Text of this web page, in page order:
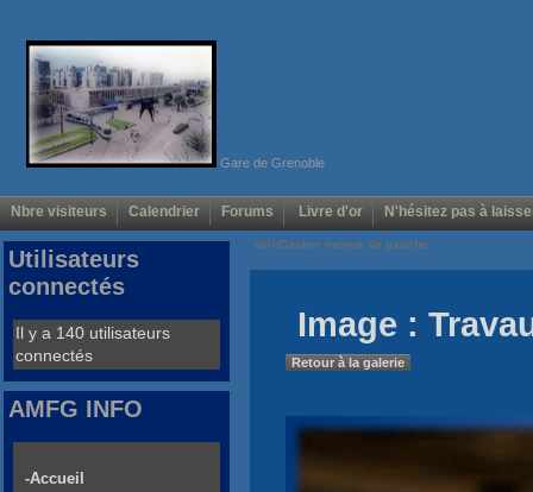
Gare de Grenoble
Nbre visiteurs Calendrier Forums Livre d'or N'hésitez pas à
Voir/Cacher menus de gauche
Image :
Retour à la galerie
Utilisateurs
connectés
Il y a 140 utilisateurs
connectés
AMFG INFO
-Accueil